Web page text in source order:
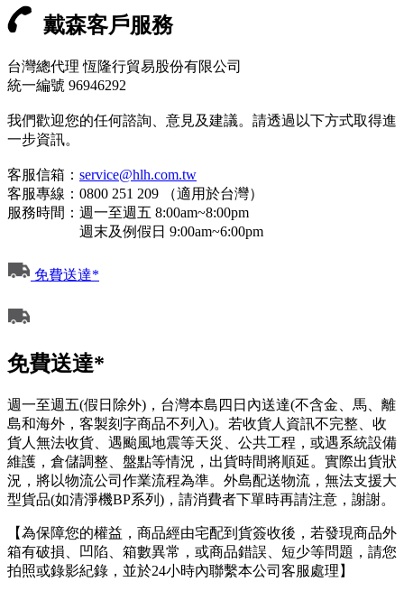
戴森客戶服務
台灣總代理 恆隆行貿易股份有限公司
統一編號 96946292
我們歡迎您的任何諮詢、意見及建議。請透過以下方式取得進
一步資訊。
客服信箱： service@hlh.com.tw
客服專線：0800 251 209 （適用於台灣）
服務時間：週一至週五 8:00am~8:00pm
週末及例假日 9:00am~6:00pm
免費送達*
免費送達*
週一至週五(假日除外)，台灣本島四日內送達(不含金、馬、離
島和海外，客製刻字商品不列入)。若收貨人資訊不完整、收
貨人無法收貨、遇颱風地震等天災、公共工程，或遇系統設備
維護，倉儲調整、盤點等情況，出貨時間將順延。實際出貨狀
況，將以物流公司作業流程為準。外島配送物流，無法支援大
型貨品(如清淨機BP系列)，請消費者下單時再請注意，謝謝。
【為保障您的權益，商品經由宅配到貨簽收後，若發現商品外
箱有破損、凹陷、箱數異常，或商品錯誤、短少等問題，請您
拍照或錄影紀錄，並於24小時內聯繫本公司客服處理】